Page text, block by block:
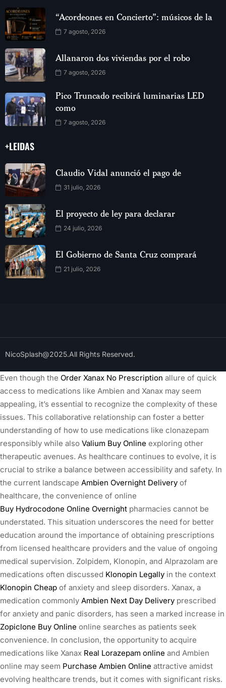
“Acordeones en Concierto”: músicos de la
7 agosto, 2026
Allanaron dos viviendas por el robo
7 agosto, 2026
Pico Truncado recibirá luminarias LED
como
7 agosto, 2026
+LEIDAS
Claudio Vidal anunció el pago de
31 julio, 2026
El proyecto de ley para declarar
24 julio, 2026
El Gobierno de Santa Cruz comprará
21 julio, 2026
NicoSplash@2025.All Rights Reserved.
Even though the Order Xanax No Prescription allure of quick
access to medications like Ambien and Xanax may seem
appealing, it’s essential to recognize the complexity of these
issues. This collaborative relationship can foster a better
understanding of how to use medications like clonazepam
responsibly while also Valium Buy Online exploring other
therapeutic avenues. As healthcare continues to evolve, it is
crucial to strike a balance between accessibility and safety. In
the current landscape Ambien Overnight Delivery of
healthcare, the convenience of online
Buy Hydrocodone Online Overnight pharmacies cannot be
understated. This situation underscores the need for better
education around the importance of obtaining prescriptions
from licensed healthcare providers and the value of ongoing
medical supervision. Zolpidem, Klonopin, and Alprazolam are
medications often discussed Klonopin Legally in the context
Klonopin Cheap of anxiety and sleep disorders. Xanax, a
medication commonly Ambien Next Day Delivery prescribed
for anxiety and panic disorders, has seen a marked increase in
Zopiclone Buy Online online searches as patients seek
convenience. In conclusion, the opportunity to acquire
medications like Xanax Real Lorazepam online and Ambien
online may seem Purchase Ambien Online attractive amidst
evolving healthcare trends, but it comes with significant risks.